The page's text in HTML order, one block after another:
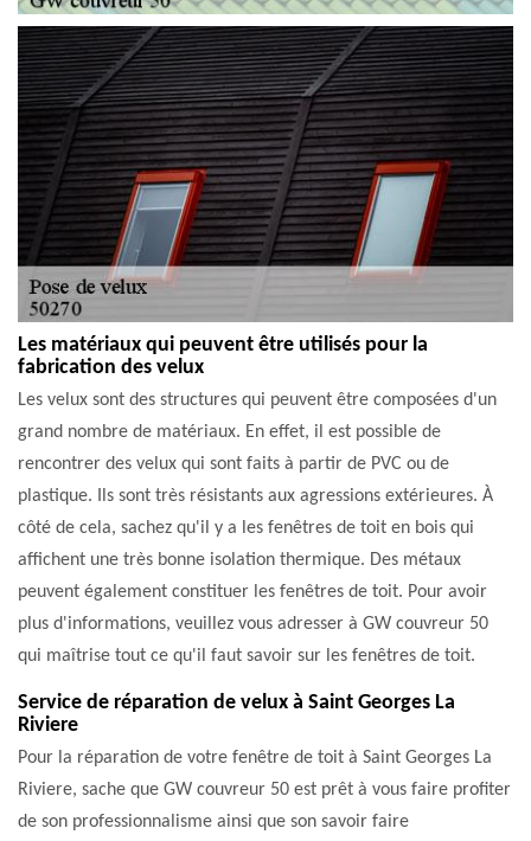
Les matériaux qui peuvent être utilisés pour la
fabrication des velux
Les velux sont des structures qui peuvent être composées d'un
grand nombre de matériaux. En effet, il est possible de
rencontrer des velux qui sont faits à partir de PVC ou de
plastique. Ils sont très résistants aux agressions extérieures. À
côté de cela, sachez qu'il y a les fenêtres de toit en bois qui
affichent une très bonne isolation thermique. Des métaux
peuvent également constituer les fenêtres de toit. Pour avoir
plus d'informations, veuillez vous adresser à GW couvreur 50
qui maîtrise tout ce qu'il faut savoir sur les fenêtres de toit.
Service de réparation de velux à Saint Georges La
Riviere
Pour la réparation de votre fenêtre de toit à Saint Georges La
Riviere, sache que GW couvreur 50 est prêt à vous faire profiter
de son professionnalisme ainsi que son savoir faire